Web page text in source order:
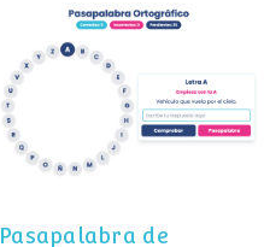
Pasapalabra de
ortografía
Pasapalabra de